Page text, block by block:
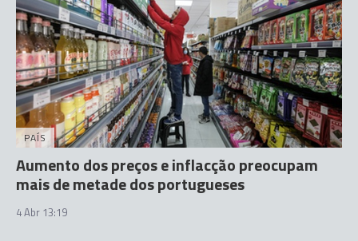
PAÍS
Aumento dos preços e inflacção preocupam
mais de metade dos portugueses
4 Abr 13:19